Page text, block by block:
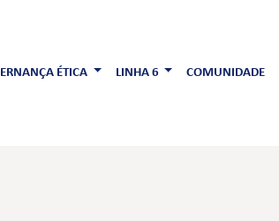
ÉTICA LINHA 6 COMUNIDADE